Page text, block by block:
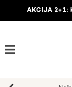
AKCIJA 2+1: